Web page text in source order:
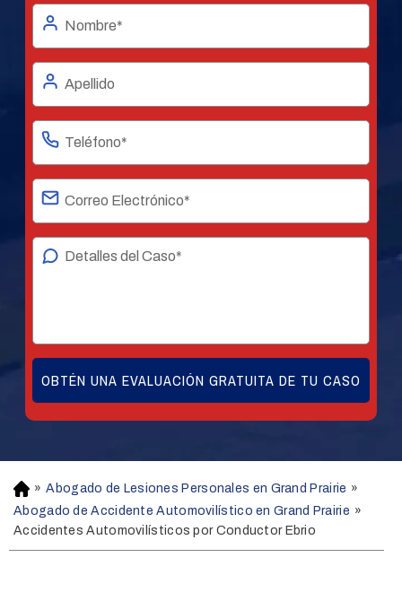
H
o
m
e
» Abogado de Lesiones Personales en Grand Prairie »
Abogado de Accidente Automovilístico en Grand Prairie »
Accidentes Automovilísticos por Conductor Ebrio